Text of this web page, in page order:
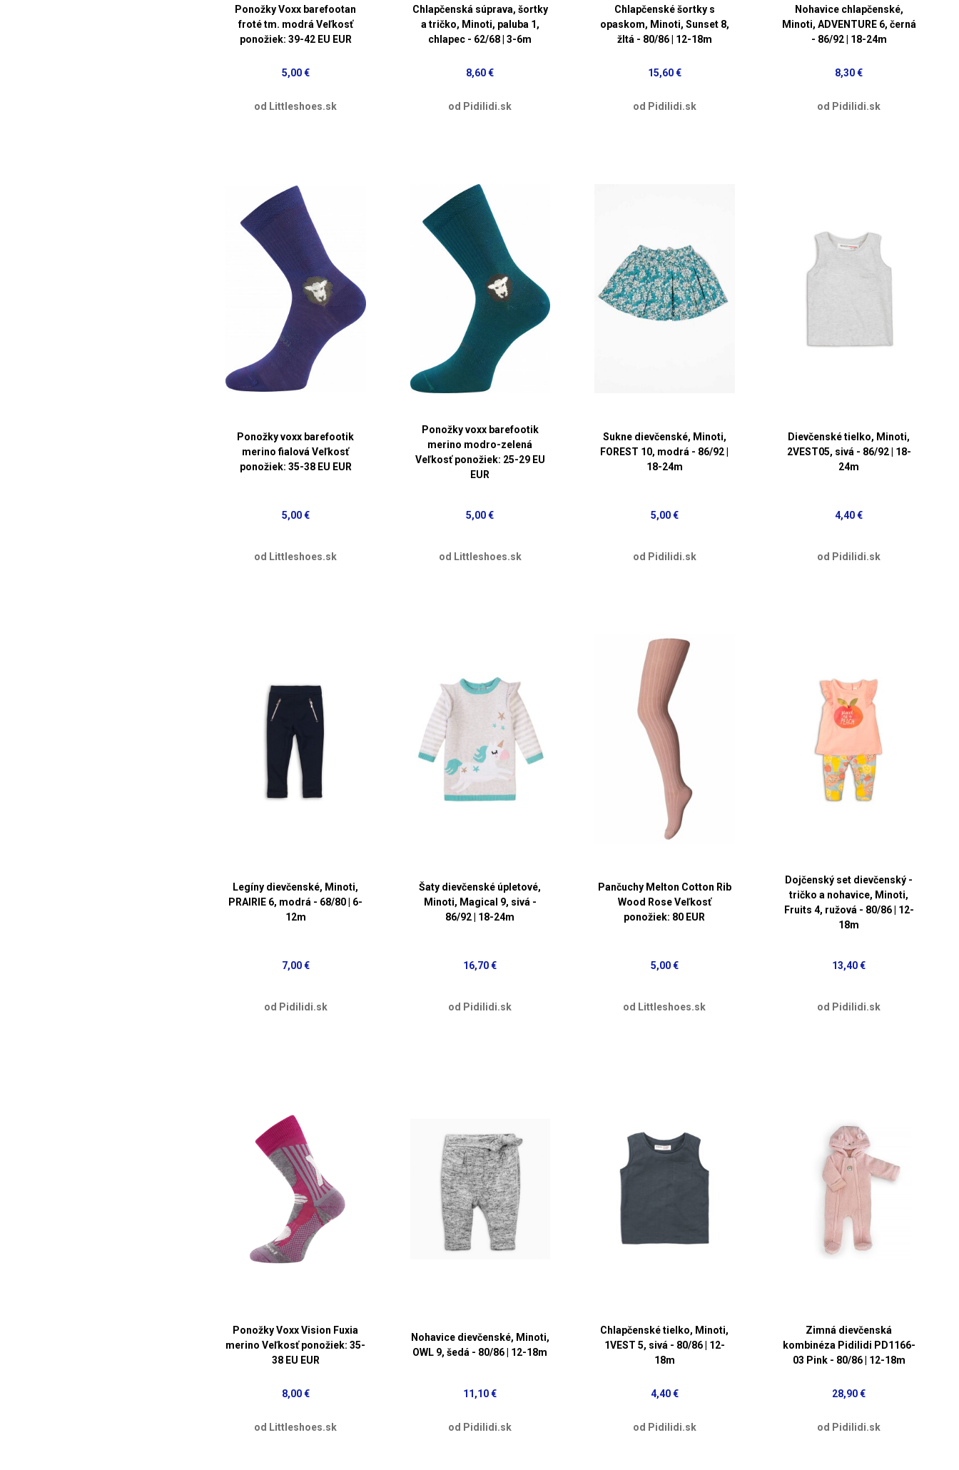
Ponožky Voxx barefootan
froté tm. modrá Veľkosť
ponožiek: 39-42 EU EUR
5,00 €
od Littleshoes.sk
Chlapčenská súprava, šortky
a tričko, Minoti, paluba 1,
chlapec - 62/68 | 3-6m
8,60 €
od Pidilidi.sk
Chlapčenské šortky s
opaskom, Minoti, Sunset 8,
žltá - 80/86 | 12-18m
15,60 €
od Pidilidi.sk
Nohavice chlapčenské,
Minoti, ADVENTURE 6, černá
- 86/92 | 18-24m
8,30 €
od Pidilidi.sk
Ponožky voxx barefootik
merino fialová Veľkosť
ponožiek: 35-38 EU EUR
5,00 €
od Littleshoes.sk
Ponožky voxx barefootik
merino modro-zelená
Veľkosť ponožiek: 25-29 EU
EUR
5,00 €
od Littleshoes.sk
Sukne dievčenské, Minoti,
FOREST 10, modrá - 86/92 |
18-24m
5,00 €
od Pidilidi.sk
Dievčenské tielko, Minoti,
2VEST05, sivá - 86/92 | 18-
24m
4,40 €
od Pidilidi.sk
Legíny dievčenské, Minoti,
PRAIRIE 6, modrá - 68/80 | 6-
12m
7,00 €
od Pidilidi.sk
Šaty dievčenské úpletové,
Minoti, Magical 9, sivá -
86/92 | 18-24m
16,70 €
od Pidilidi.sk
Pančuchy Melton Cotton Rib
Wood Rose Veľkosť
ponožiek: 80 EUR
5,00 €
od Littleshoes.sk
Dojčenský set dievčenský -
tričko a nohavice, Minoti,
Fruits 4, ružová - 80/86 | 12-
18m
13,40 €
od Pidilidi.sk
Ponožky Voxx Vision Fuxia
merino Veľkosť ponožiek: 35-
38 EU EUR
8,00 €
od Littleshoes.sk
Nohavice dievčenské, Minoti,
OWL 9, šedá - 80/86 | 12-18m
11,10 €
od Pidilidi.sk
Chlapčenské tielko, Minoti,
1VEST 5, sivá - 80/86 | 12-
18m
4,40 €
od Pidilidi.sk
Zimná dievčenská
kombinéza Pidilidi PD1166-
03 Pink - 80/86 | 12-18m
28,90 €
od Pidilidi.sk